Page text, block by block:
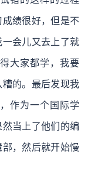
绩很好，但是不
会儿又去上了就
大家都学，我要
的。最后发现我
作为一个国际学
当上了他们的编
，然后就开始慢